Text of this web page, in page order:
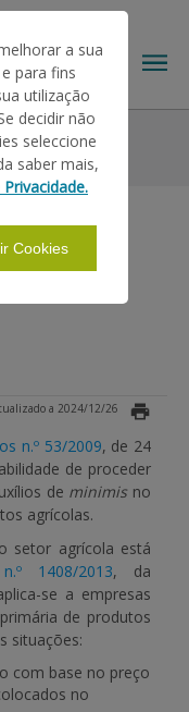
Agricultura
«DE
a 2024/12/26
n.º 53/2009, de 24
de proceder
de minimis no
agrícolas.
setor agrícola está
1408/2013, da
se a empresas
de produtos
situações:
com base no preço
no
a sua
para fins
utilização
decidir não
seleccione
saber mais,
Cookies